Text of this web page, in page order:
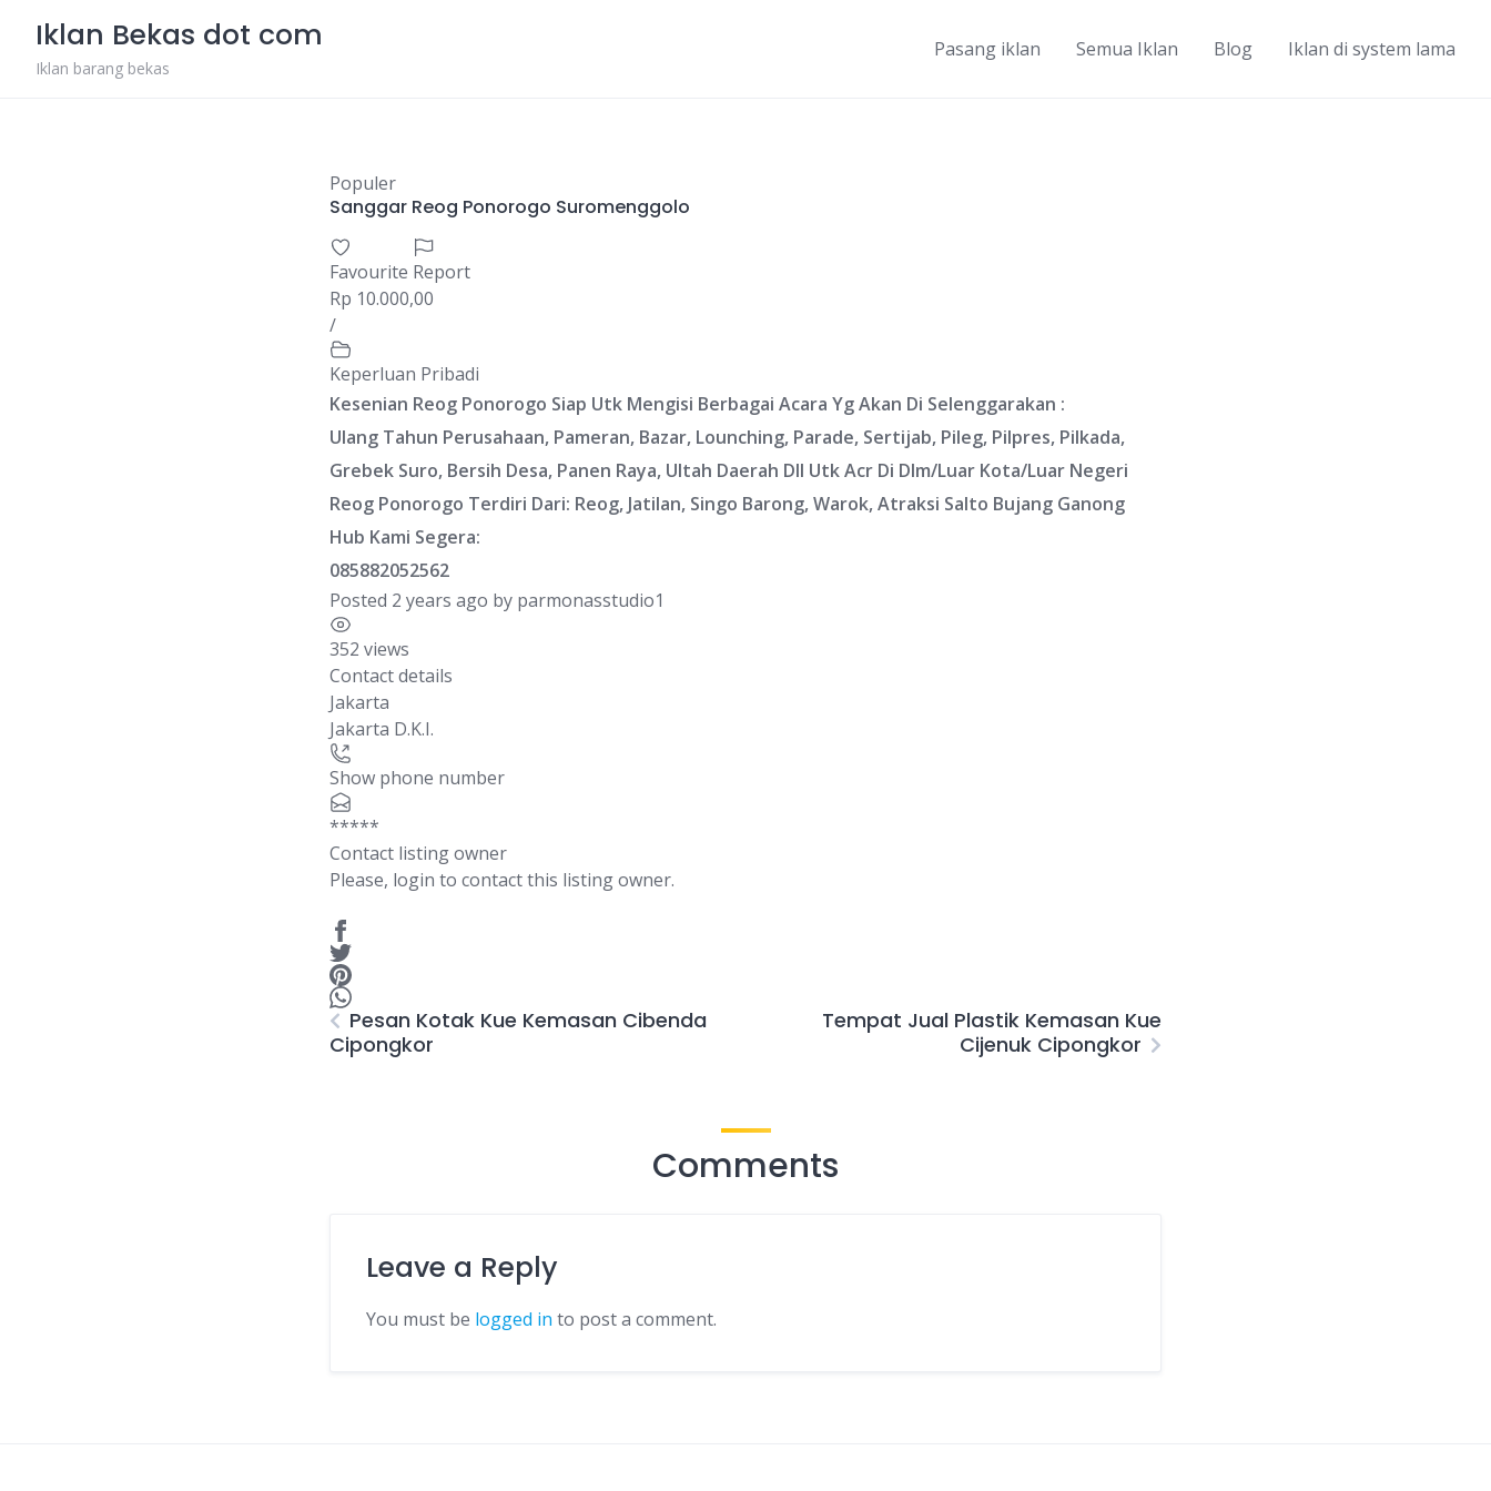
content
Iklan Bekas dot com
Iklan barang bekas
Pasang iklan Semua Iklan Blog Iklan di system lama
Populer
Sanggar Reog Ponorogo Suromenggolo
Favourite Report
Rp 10.000,00
/
Keperluan Pribadi
Kesenian Reog Ponorogo Siap Utk Mengisi Berbagai Acara Yg Akan Di Selenggarakan :
Ulang Tahun Perusahaan, Pameran, Bazar, Lounching, Parade, Sertijab, Pileg, Pilpres, Pilkada,
Grebek Suro, Bersih Desa, Panen Raya, Ultah Daerah Dll Utk Acr Di Dlm/Luar Kota/Luar Negeri
Reog Ponorogo Terdiri Dari: Reog, Jatilan, Singo Barong, Warok, Atraksi Salto Bujang Ganong
Hub Kami Segera:
085882052562
Posted 2 years ago by parmonasstudio1
352 views
Contact details
Jakarta
Jakarta D.K.I.
Show phone number
*****
Contact listing owner
Please, login to contact this listing owner.
Pesan Kotak Kue Kemasan Cibenda
Cipongkor
Tempat Jual Plastik Kemasan Kue
Cijenuk Cipongkor
Comments
Leave a Reply
You must be logged in to post a comment.